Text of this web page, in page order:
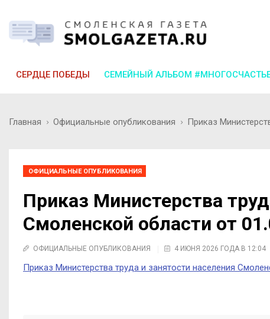
СЕРДЦЕ ПОБЕДЫ СЕМЕЙНЫЙ АЛЬБОМ
Главная Официальные опубликования Приказ
ОФИЦИАЛЬНЫЕ ОПУБЛИКОВАНИЯ
Приказ Министерства
Смоленской области от
ОФИЦИАЛЬНЫЕ ОПУБЛИКОВАНИЯ 4 ИЮНЯ 2026 ГОДА В 12:04
Приказ Министерства труда и занятости населения